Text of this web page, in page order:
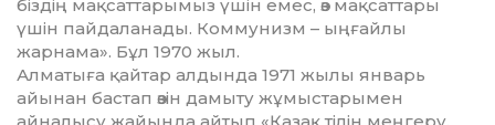
біздің мақ­сат­тары­мыз үшін емес, өз мақсаттары
үшін пайдаланады. Коммунизм – ың­ғайлы
жарнама». Бұл 1970 жыл.
Алматыға қайтар алдында 1971 жылы январь
айынан бастап өзін да­мыту жұмыстарымен